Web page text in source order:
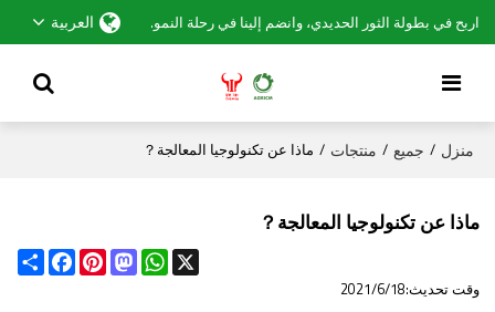
اربح في بطولة الثور الحديدي، وانضم إلينا في رحلة النمو. العربية
منزل / جميع / منتجات / ماذا عن تكنولوجيا المعالجة？
ماذا عن تكنولوجيا المعالجة？
Share
FacebookPinterest
MastodonWhatsApp
X
وقت تحديث:2021/6/18